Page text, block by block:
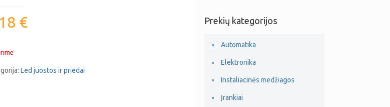
€
Led juostos ir priedai
Prekių kategorijos
Automatika
Elektronika
Instaliacinės medžiagos
Įrankiai